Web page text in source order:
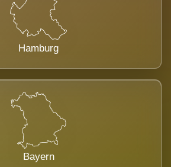
Hamburg
Bayern